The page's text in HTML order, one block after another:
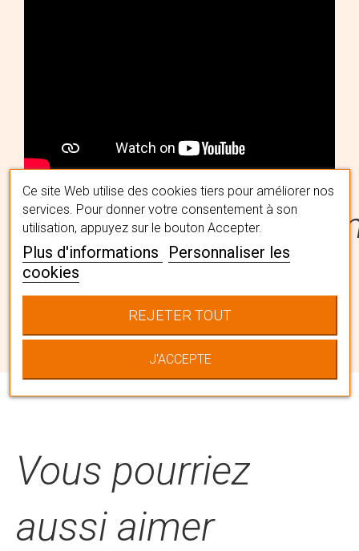
Trouvez la perruque qui vous
convient avec l'aide nos spécialistes
chevelure qui vous correspond en la
Vous pourriez
aussi aimer
Ce site Web utilise des cookies tiers pour améliorer nos
services. Pour donner votre consentement à son
utilisation, appuyez sur le bouton Accepter.
Plus d'informations
Personnaliser les
cookies
REJETER TOUT
J'ACCEPTE